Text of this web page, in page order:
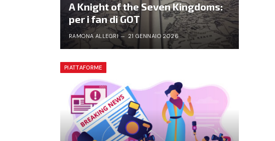
A Knight of the Seven Kingdoms:
per i fan di GOT
RAMONA ALLEGRI 21 GENNAIO 2026
PIATTAFORME